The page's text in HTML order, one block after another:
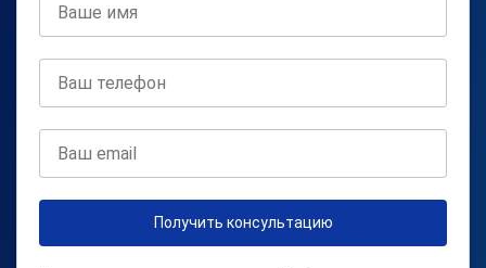
Получить консультацию